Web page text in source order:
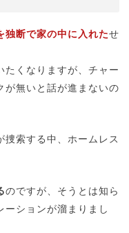
独断で家の中に入れたせ
たくなりますが、チャー
が無いと話が進まないの
捜索する中、ホームレス
のですが、そうとは知ら
ーションが溜まりまし